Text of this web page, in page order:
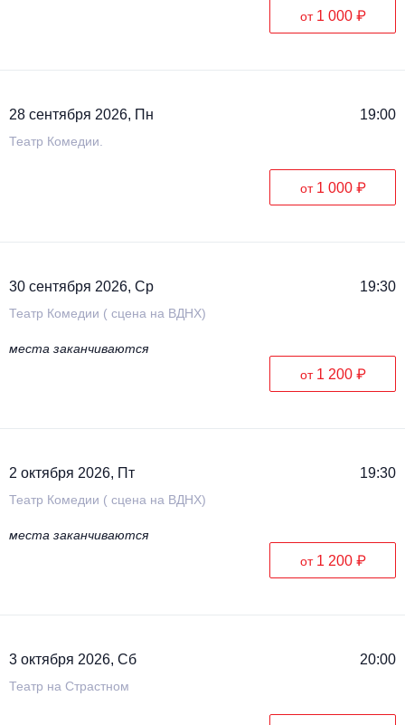
от 1 000 ₽
28 сентября 2026, Пн 19:00
Театр Комедии.
от 1 000 ₽
30 сентября 2026, Ср 19:30
Театр Комедии ( сцена на ВДНХ)
места заканчиваются
от 1 200 ₽
2 октября 2026, Пт 19:30
Театр Комедии ( сцена на ВДНХ)
места заканчиваются
от 1 200 ₽
3 октября 2026, Сб 20:00
Театр на Страстном